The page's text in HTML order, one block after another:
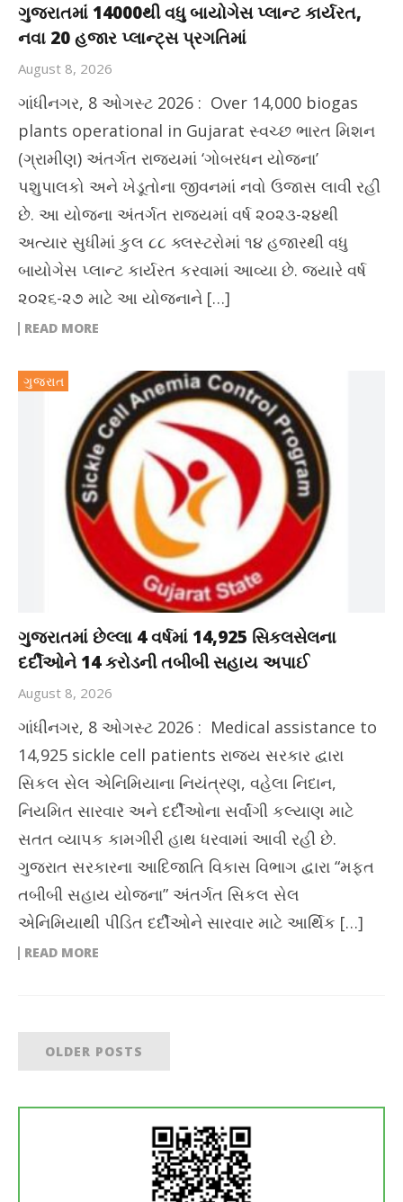
ગુજરાતમાં 14000થી વધુ બાયોગેસ પ્લાન્ટ કાર્યરત,
નવા 20 હજાર પ્લાન્ટ્સ પ્રગતિમાં
August 8, 2026
ગાંધીનગર, 8 ઓગસ્ટ 2026 : Over 14,000 biogas
plants operational in Gujarat સ્વચ્છ ભારત મિશન
(ગ્રામીણ) અંતર્ગત રાજ્યમાં ‘ગોબરધન યોજના’
પશુપાલકો અને ખેડૂતોના જીવનમાં નવો ઉજાસ લાવી રહી
છે. આ યોજના અંતર્ગત રાજ્યમાં વર્ષ ૨૦૨૩-૨૪થી
અત્યાર સુધીમાં કુલ ૮૮ ક્લસ્ટરોમાં ૧૪ હજારથી વધુ
બાયોગેસ પ્લાન્ટ કાર્યરત કરવામાં આવ્યા છે. જ્યારે વર્ષ
૨૦૨૬-૨૭ માટે આ યોજનાને […]
READ MORE
ગુજરાત
ગુજરાતમાં છેલ્લા 4 વર્ષમાં 14,925 સિકલસેલના
દર્દીઓને 14 કરોડની તબીબી સહાય અપાઈ
August 8, 2026
ગાંધીનગર, 8 ઓગસ્ટ 2026 : Medical assistance to
14,925 sickle cell patients રાજ્ય સરકાર દ્વારા
સિકલ સેલ એનિમિયાના નિયંત્રણ, વહેલા નિદાન,
નિયમિત સારવાર અને દર્દીઓના સર્વાંગી કલ્યાણ માટે
સતત વ્યાપક કામગીરી હાથ ધરવામાં આવી રહી છે.
ગુજરાત સરકારના આદિજાતિ વિકાસ વિભાગ દ્વારા “મફત
તબીબી સહાય યોજના” અંતર્ગત સિકલ સેલ
એનિમિયાથી પીડિત દર્દીઓને સારવાર માટે આર્થિક […]
READ MORE
OLDER POSTS